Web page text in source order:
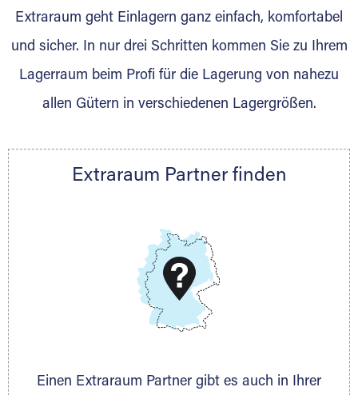
Digitale Buchungsplattform
Gewinnung von Neukunden
Nachricht.
Telefon:+49 6145 5442 - 404
DMG Aktiengesellschaft
www.dmg-ag.com
Extraraum geht Einlagern ganz einfach, komfortabel
und sicher. In nur drei Schritten kommen Sie zu Ihrem
Lagerraum beim Profi für die Lagerung von nahezu
allen Gütern in verschiedenen Lagergrößen.
Extraraum Partner finden
Einen Extraraum Partner gibt es auch in Ihrer